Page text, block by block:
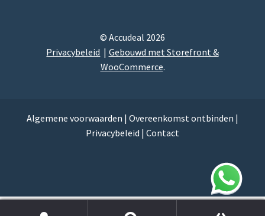
© Accudeal 2026
Privacybeleid
Gebouwd met Storefront &
WooCommerce.
Algemene voorwaarden | Overeenkomst ontbinden |
Privacybeleid | Contact